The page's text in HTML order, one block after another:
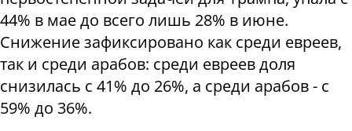
44% в мае до всего лишь 28% в июне.
Снижение зафиксировано как среди евреев,
так и среди арабов: среди евреев доля
снизилась с 41% до 26%, а среди арабов - с
59% до 36%.